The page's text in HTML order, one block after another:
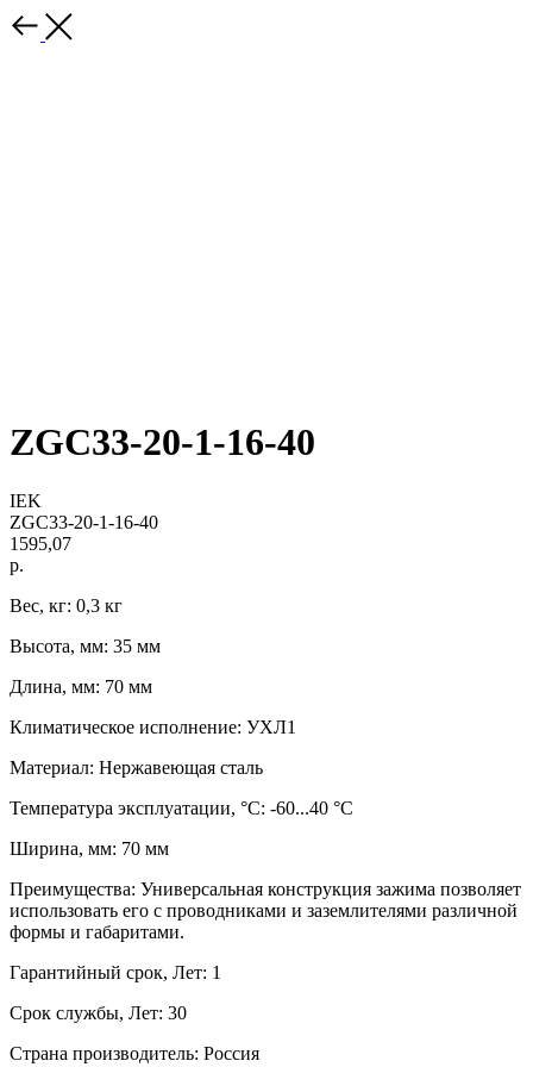
ZGC33-20-1-16-40
IEK
ZGC33-20-1-16-40
1595,07
р.
Вес, кг: 0,3 кг
Высота, мм: 35 мм
Длина, мм: 70 мм
Климатическое исполнение: УХЛ1
Материал: Нержавеющая сталь
Температура эксплуатации, °C: -60...40 °C
Ширина, мм: 70 мм
Преимущества: Универсальная конструкция зажима позволяет
использовать его с проводниками и заземлителями различной
формы и габаритами.
Гарантийный срок, Лет: 1
Срок службы, Лет: 30
Страна производитель: Россия